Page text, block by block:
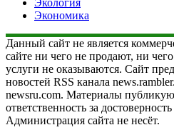
Экономика
Данный сайт не является
сайте ни чего не продают, ни
услуги не оказываются. Сайт
новостей RSS канала
newsru.com. Материалы
ответственность за
Администрация сайта не несёт.